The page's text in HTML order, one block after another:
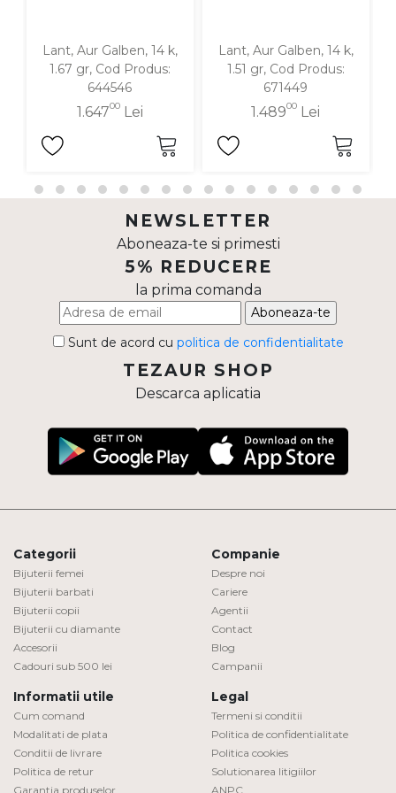
Lant, Aur Galben, 14 k,
1.67 gr, Cod Produs:
644546
1.64700Lei
Lant, Aur Galben, 14 k,
1.51 gr, Cod Produs:
671449
1.48900 Lei
NEWSLETTER
Aboneaza-te si primesti
5% REDUCERE
la prima comanda
Aboneaza-te
Sunt de acord cu politica de confidentialitate
TEZAUR SHOP
Descarca aplicatia
Categorii
Bijuterii femei
Bijuterii barbati
Bijuterii copii
Bijuterii cu diamante
Accesorii
Cadouri sub 500 lei
Companie
Despre noi
Cariere
Agentii
Contact
Blog
Campanii
Informatii utile
Cum comand
Modalitati de plata
Conditii de livrare
Politica de retur
Garantia produselor
Legal
Termeni si conditii
Politica de confidentialitate
Politica cookies
Solutionarea litigiilor
ANPC